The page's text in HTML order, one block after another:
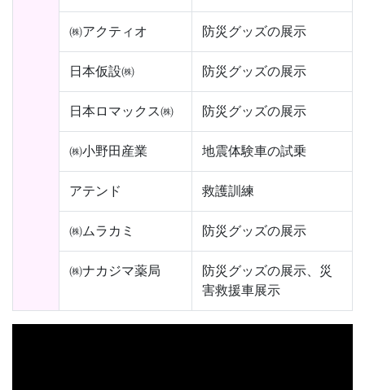
㈱アクティオ 防災グッズの展示
日本仮設㈱ 防災グッズの展示
日本ロマックス㈱ 防災グッズの展示
㈱小野田産業 地震体験車の試乗
アテンド 救護訓練
㈱ムラカミ 防災グッズの展示
㈱ナカジマ薬局
防災グッズの展示、災
害救援車展示